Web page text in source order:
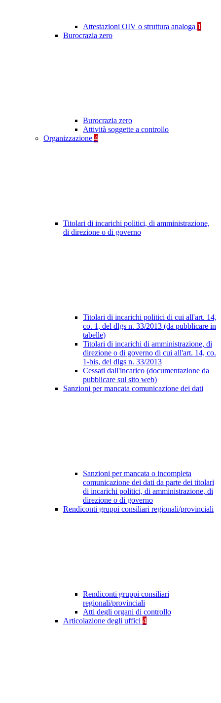
Attestazioni OIV o struttura analoga 1
Burocrazia zero
Burocrazia zero
Attività soggette a controllo
Organizzazione 4
Titolari di incarichi politici, di amministrazione,
di direzione o di governo
Titolari di incarichi politici di cui all'art. 14,
co. 1, del dlgs n. 33/2013 (da pubblicare in
tabelle)
Titolari di incarichi di amministrazione, di
direzione o di governo di cui all'art. 14, co.
1-bis, del dlgs n. 33/2013
Cessati dall'incarico (documentazione da
pubblicare sul sito web)
Sanzioni per mancata comunicazione dei dati
Sanzioni per mancata o incompleta
comunicazione dei dati da parte dei titolari
di incarichi politici, di amministrazione, di
direzione o di governo
Rendiconti gruppi consiliari regionali/provinciali
Rendiconti gruppi consiliari
regionali/provinciali
Atti degli organi di controllo
Articolazione degli uffici 4